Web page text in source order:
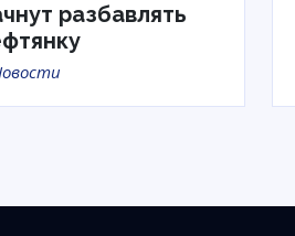
разбавлять